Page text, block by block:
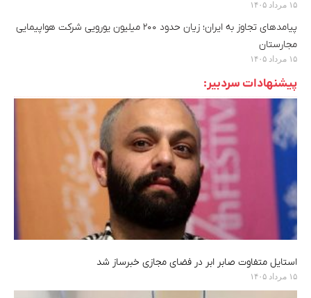
۱۵ مرداد ۱۴۰۵
پیامدهای تجاوز به ایران؛ زیان حدود ۲۰۰ میلیون یورویی شرکت هواپیمایی
مجارستان
۱۵ مرداد ۱۴۰۵
پیشنهادات سردبیر:
استایل متفاوت صابر ابر در فضای مجازی خبرساز شد
۱۵ مرداد ۱۴۰۵